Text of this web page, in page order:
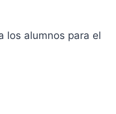
los alumnos para el